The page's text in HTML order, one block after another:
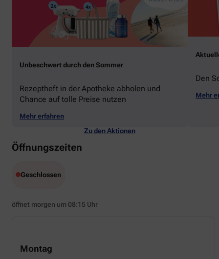
Unbeschwert durch den Sommer
Rezeptheft in der Apotheke abholen und
Chance auf tolle Preise nutzen
Mehr erfahren
Den
Mehr
Zu den Aktionen
Öffnungszeiten
Geschlossen
öffnet morgen um 08:15 Uhr
Montag